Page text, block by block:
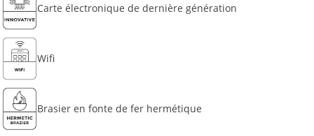
Carte électronique de dernière génération
Wifi
Brasier en fonte de fer hermétique